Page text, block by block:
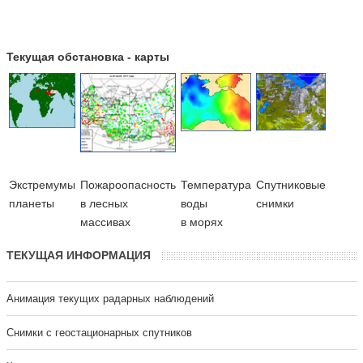
Текущая обстановка - карты
Экстремумы
планеты
Пожароопасность
в лесных
массивах
Температура
воды
в морях
Cпутниковые
снимки
ТЕКУЩАЯ ИНФОРМАЦИЯ
Анимация текущих радарных наблюдений
Cнимки с геостационарных спутников